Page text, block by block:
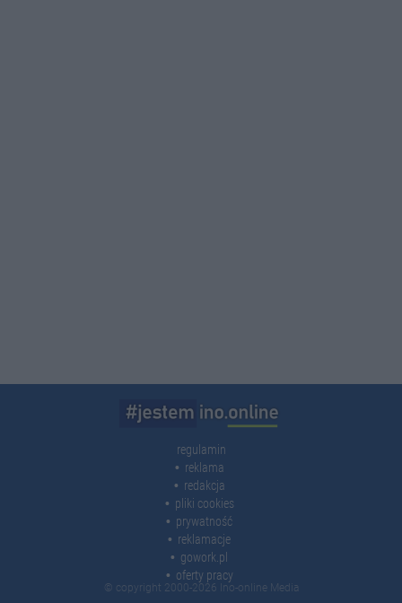
regulamin
reklama
redakcja
pliki cookies
prywatność
reklamacje
gowork.pl
oferty pracy
© copyright 2000-2026 Ino-online Media